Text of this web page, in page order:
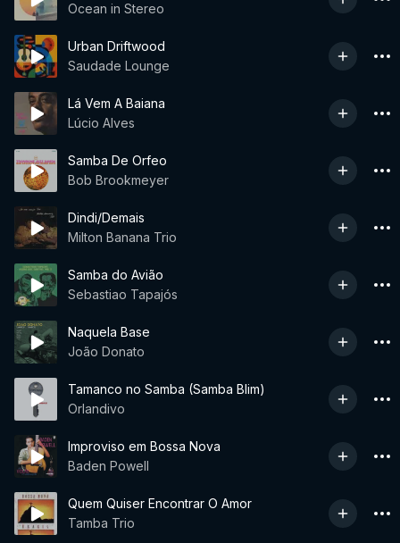
Ocean in Stereo
Urban Driftwood
Saudade Lounge
Lá Vem A Baiana
Lúcio Alves
Samba De Orfeo
Bob Brookmeyer
Dindi/Demais
Milton Banana Trio
Samba do Avião
Sebastiao Tapajós
Naquela Base
João Donato
Tamanco no Samba (Samba Blim)
Orlandivo
Improviso em Bossa Nova
Baden Powell
Quem Quiser Encontrar O Amor
Tamba Trio